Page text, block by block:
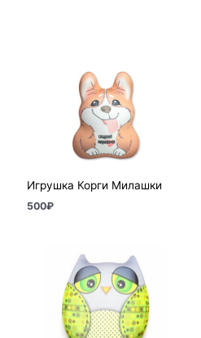
Игрушка Корги Милашки
500₽